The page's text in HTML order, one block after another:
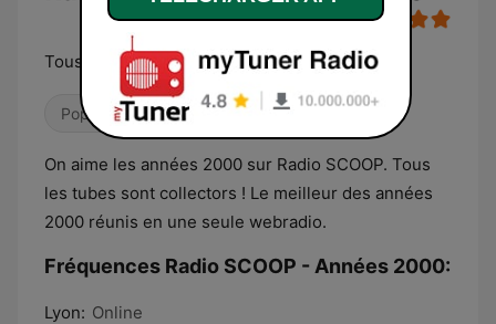
Tous vos tubes préférées des années 2000
Pop / Top 40 Années 00
On aime les années 2000 sur Radio SCOOP. Tous
les tubes sont collectors ! Le meilleur des années
2000 réunis en une seule webradio.
Fréquences Radio SCOOP - Années 2000:
Lyon: Online